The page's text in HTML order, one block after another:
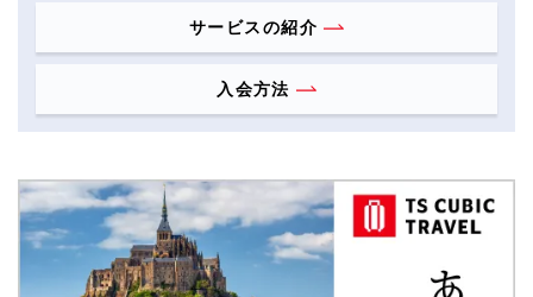
サービスの紹介
入会方法